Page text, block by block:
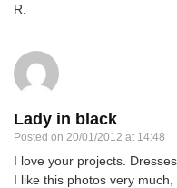
R.
Lady in black
Posted on 20/01/2012 at 14:48
I love your projects.
I like this photos very